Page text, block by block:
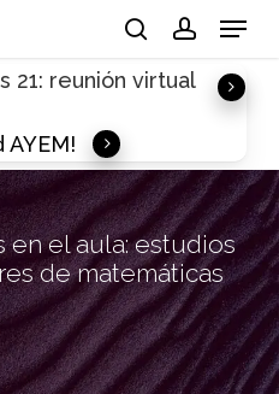
Menu
21: reunión virtual
AYEM!
en el aula: estudios
de matemáticas